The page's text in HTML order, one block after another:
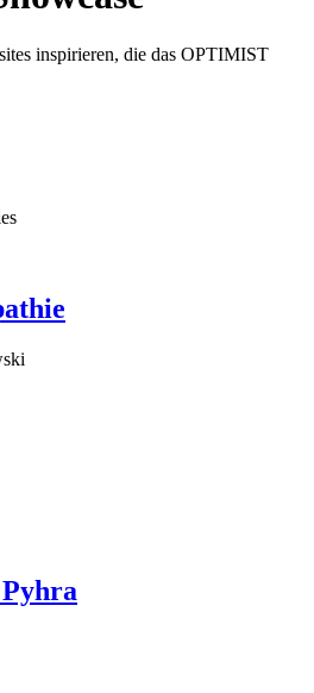
inspirieren, die das OPTIMIST